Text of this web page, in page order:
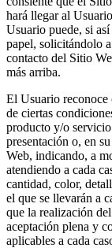
hará llegar al
Usuario puede, si
papel, solicitándolo
contacto del Sitio
más arriba.
El Usuario reconoce
de ciertas
producto y/o
presentación o, en
Web, indicando, a
atendiendo a cada
cantidad, color,
el que se llevarán a
que la realización
aceptación plena y
aplicables a cada